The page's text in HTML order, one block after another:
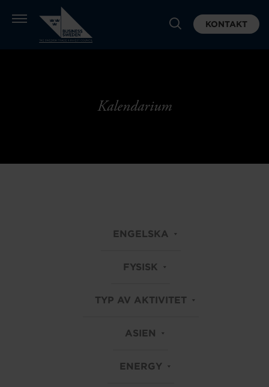
KONTAKT
Kalendarium
ENGELSKA
FYSISK
TYP AV AKTIVITET
ASIEN
ENERGY